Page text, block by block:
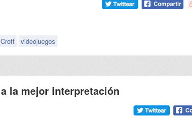
videojuegos
la mejor interpretación